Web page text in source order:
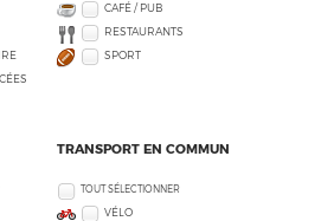
CAFÉ / PUB
RESTAURANTS
SPORT
TRANSPORT EN COMMUN
TOUT SÉLECTIONNER
VÉLO